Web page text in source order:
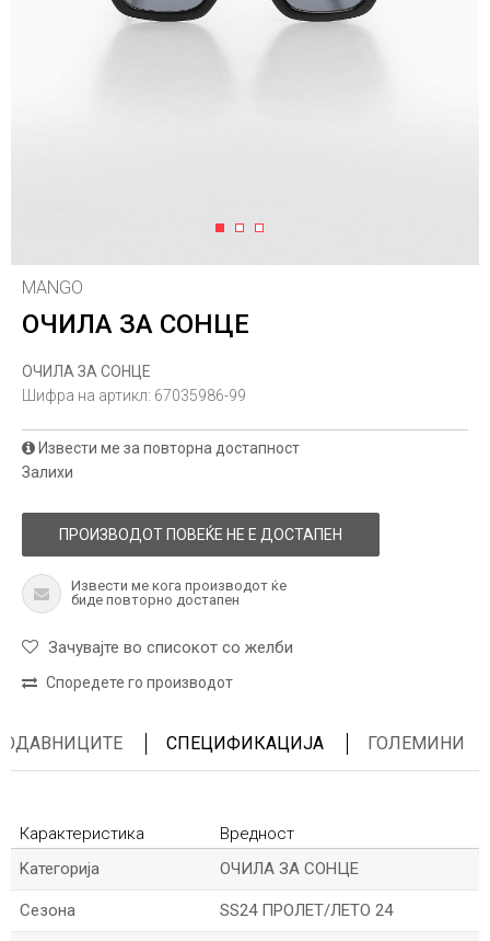
1 2 3
MANGO
ОЧИЛА ЗА СОНЦЕ
ОЧИЛА ЗА СОНЦЕ
Шифра на артикл: 67035986-99
Извести ме за повторна достапност
Залихи
ПРОИЗВОДОТ ПОВЕЌЕ НЕ Е ДОСТАПЕН
Извести ме кога производот ќе
биде повторно достапен
Зачувајте во списокот со желби
Споредете го производот
СПЕЦИФИКАЦИЈА ГОЛЕМИНИ
Карактеристика
Вредност
Kатегорија
ОЧИЛА ЗА СОНЦЕ
Сезона SS24 ПРОЛЕТ/ЛЕТО 24